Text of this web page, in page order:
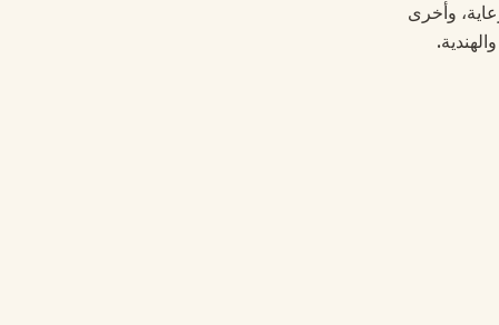
وأخرى